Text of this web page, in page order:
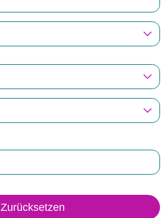
Zurücksetzen